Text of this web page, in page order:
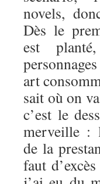
novels,
Dès le
est
art
sait où on
c’est le
merveille :
de la
faut